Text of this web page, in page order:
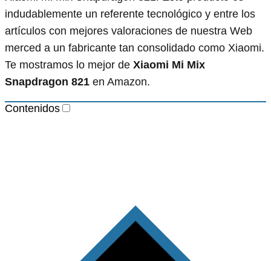
indudablemente un referente tecnológico y entre los
artículos con mejores valoraciones de nuestra Web
merced a un fabricante tan consolidado como Xiaomi.
Te mostramos lo mejor de Xiaomi Mi Mix
Snapdragon 821 en Amazon.
Contenidos